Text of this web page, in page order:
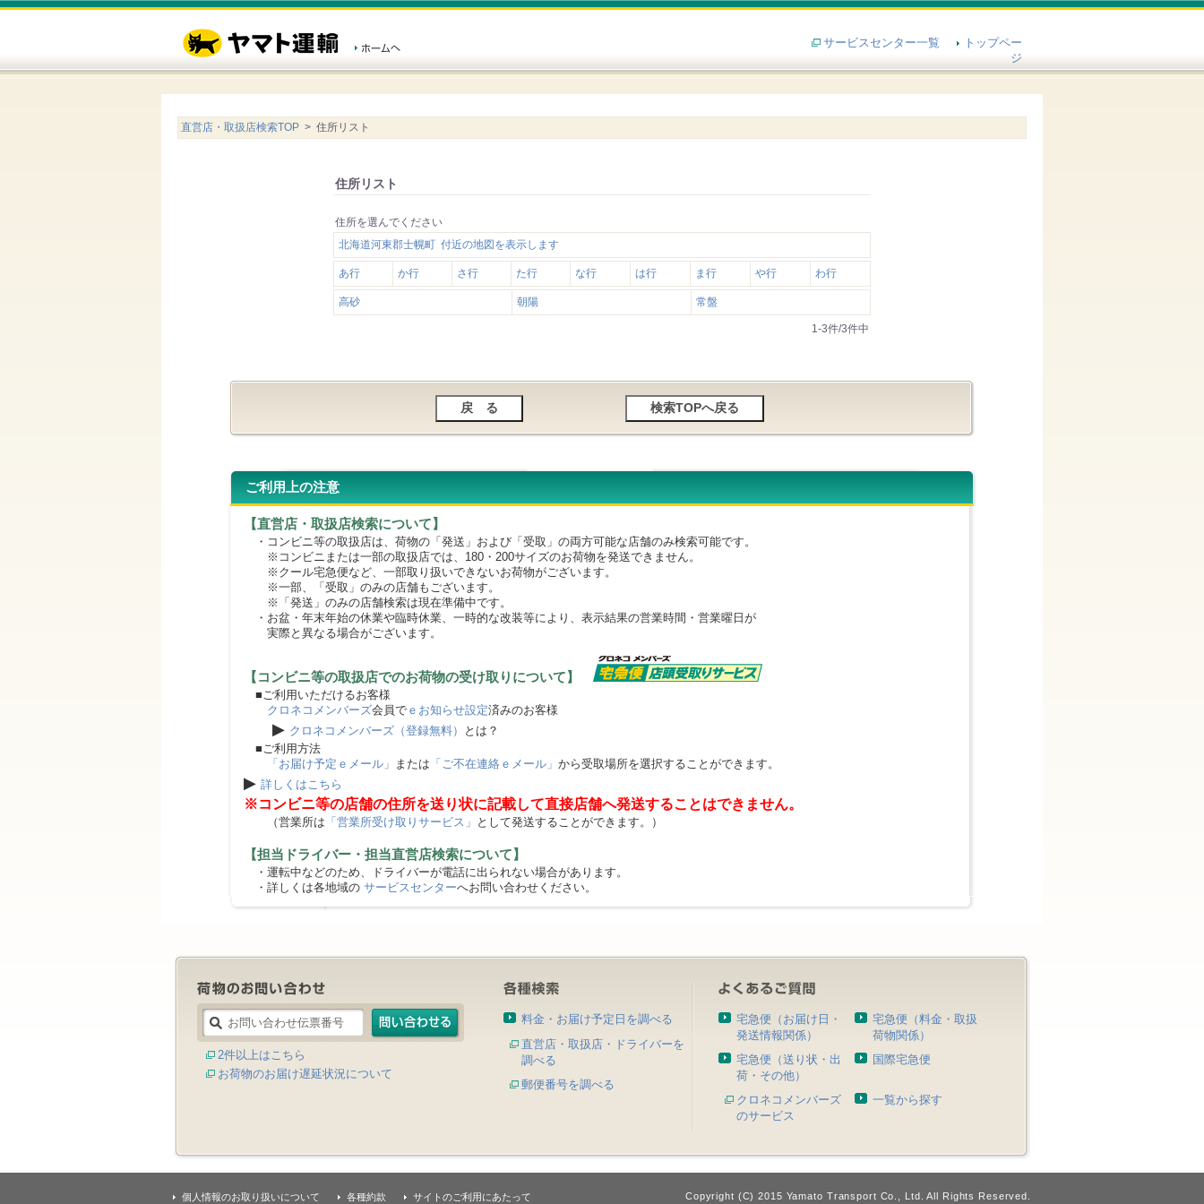
サービスセンター一覧
トップペー
ジ
直営店・取扱店検索TOP > 住所リスト
住所リスト
住所を選んでください
北海道河東郡士幌町 付近の地図を表示します
あ行 か行 さ行 た行 な行 は行 ま行 や行 わ行
高砂 朝陽 常盤
1-3件/3件中
ご利用上の注意
【直営店・取扱店検索について】
・コンビニ等の取扱店は、荷物の「発送」および「受取」の両方可能な店舗のみ検索可能です。
※コンビニまたは一部の取扱店では、180・200サイズのお荷物を発送できません。
※クール宅急便など、一部取り扱いできないお荷物がございます。
※一部、「受取」のみの店舗もございます。
※「発送」のみの店舗検索は現在準備中です。
・お盆・年末年始の休業や臨時休業、一時的な改装等により、表示結果の営業時間・営業曜日が
実際と異なる場合がございます。
【コンビニ等の取扱店でのお荷物の受け取りについて】
■ご利用いただけるお客様
クロネコメンバーズ会員で ｅお知らせ設定済みのお客様
▶ クロネコメンバーズ（登録無料）
とは？
■ご利用方法
「お届け予定ｅメール」 または 「ご不在連絡ｅメール」 から受取場所を選択することができます。
▶ 詳しくはこちら
※コンビニ等の店舗の住所を送り状に記載して直接店舗へ発送することはできません。
（営業所は 「営業所受け取りサービス」 として発送することができます。）
【担当ドライバー・担当直営店検索について】
・運転中などのため、ドライバーが電話に出られない場合があります。
・詳しくは各地域の サービスセンターへお問い合わせください。
2件以上はこちら
お荷物のお届け遅延状況について
料金・お届け予定日を調べる
直営店・取扱店・ドライバーを
調べる
郵便番号を調べる
宅急便（お届け日・
発送情報関係）
宅急便（料金・取扱
荷物関係）
宅急便（送り状・出
荷・その他）
国際宅急便
クロネコメンバーズ
のサービス
一覧から探す
個人情報のお取り扱いについて 各種約款 サイトのご利用にあたって Copyright (C) 2015 Yamato Transport Co., Ltd. All Rights Reserved.